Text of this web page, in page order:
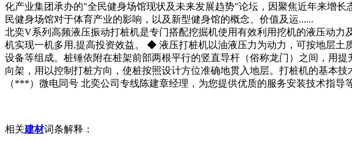
化产业集团承办的"全民健身场馆现状及未来发展趋势"论坛，因聚焦近年来增
民健身场馆对于体育产业的影响，以及新型健身馆的概念、价值及运......
北奕V系列高频液压振动打桩机是专门搭配挖掘机使用有效利用挖机的液压动
机实现一机多用,提高投资效益。 ◆ 液压打桩机以油液压力为动力，可按地层
设备等组成。桩锤依附在桩架前部两根平行的竖直导杆（俗称龙门）之间，用
向架，用以控制打桩方向，使桩按照设计方位准确地贯入地层。打桩机的基本
（***）微电同号 北奕公司专线陈建章经理，为您提供优质的服务安装技术指导
相关建材词条解释：